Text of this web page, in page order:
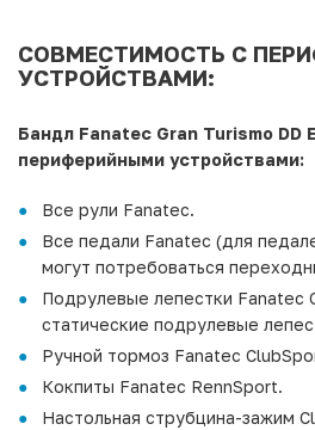
СОВМЕСТИМОСТЬ С
УСТРОЙСТВАМИ:
Бандл Fanatec Gran Turismo DD
периферийными устройствами:
Все рули Fanatec.
Все педали Fanatec (для
могут потребоваться
Подрулевые лепестки Fanatec
статические подрулевые
Ручной тормоз Fanatec
Кокпиты Fanatec RennSport.
Настольная струбцина-зажим